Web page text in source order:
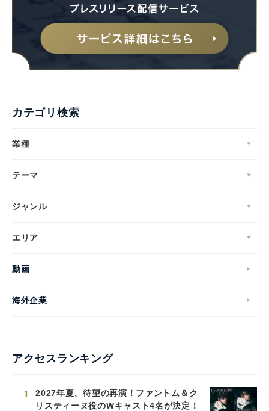
カテゴリ検索
業種
テーマ
ジャンル
エリア
動画
海外企業
アクセスランキング
1
2027年夏、待望の再演！ファントム＆ク
リスティーヌ役のWキャスト4名が決定！